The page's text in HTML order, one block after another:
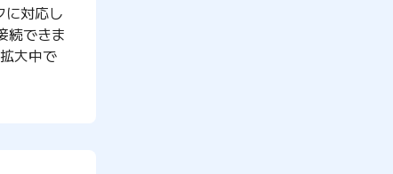
に対応し
続できま
大中で